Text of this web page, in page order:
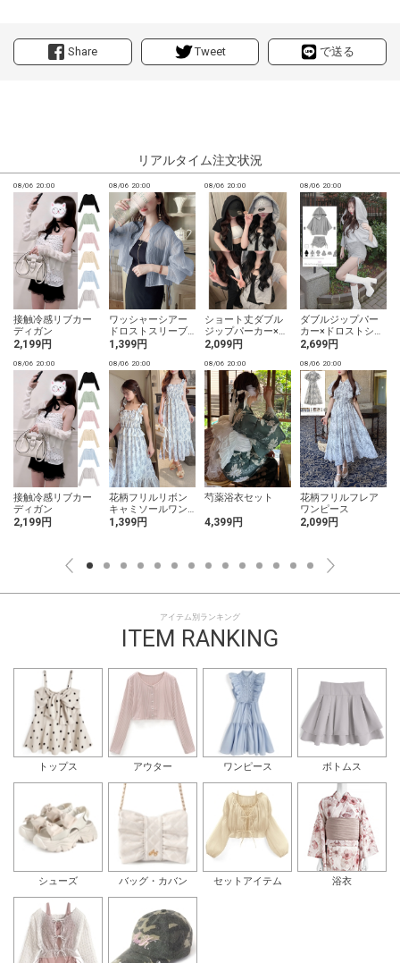
Share Tweet で送る
リアルタイム注文状況
08/06 20:00
接触冷感リブカー
ディガン
2,199円
08/06 20:00
ワッシャーシアー
ドロストスリーブ
シャツ
1,399円
08/06 20:00
ショート丈ダブル
ジップパーカー×フ
レアパンツスウェ
2,099円
08/06 20:00
ダブルジップパー
カー×ドロストショ
ートパンツセット
2,699円
08/06 20:00
接触冷感リブカー
ディガン
2,199円
08/06 20:00
花柄フリルリボン
キャミソールワン
ピース
1,399円
08/06 20:00
芍薬浴衣セット
4,399円
08/06 20:00
花柄フリルフレア
ワンピース
2,099円
アイテム別ランキング
ITEM RANKING
トップス アウター ワンピース ボトムス
シューズ バッグ・カバン セットアイテム 浴衣